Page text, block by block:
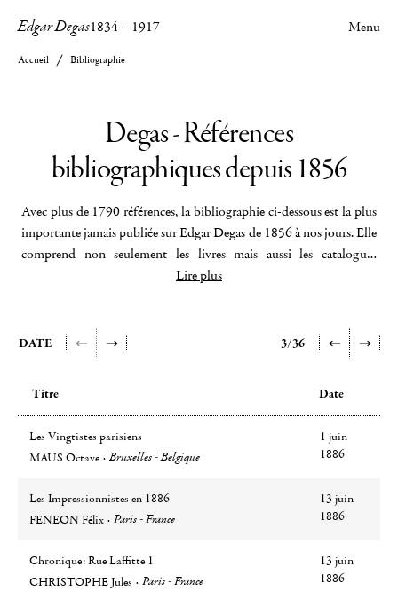
Edgar Degas1834– 1917 Menu
Accueil Bibliographie
Degas - Références
bibliographiques depuis 1856
Avec plus de 1790 références, la bibliographie ci-dessous est la plus
importante jamais publiée sur Edgar Degas de 1856 à nos jours. Elle
comprend non seulement les livres mais aussi les catalogues
d'expositions, les articles de presse, les bulletins et diverses autres
croisements par noms, dates, titres, éditeurs et lieux de publication.
Cette bibliographie est régulièrement mise à jour.
Lire plus
DATE 3/36
Titre Date
Les Vingtistes parisiens
Auteur
MAUS Octave
Ville Bruxelles - Belgique
1 juin
1886
Les Impressionnistes en 1886
Auteur
FENEON Félix
Ville Paris - France
13 juin
1886
Chronique: Rue Laffitte 1
Auteur
CHRISTOPHE Jules
Ville Paris - France
13 juin
1886